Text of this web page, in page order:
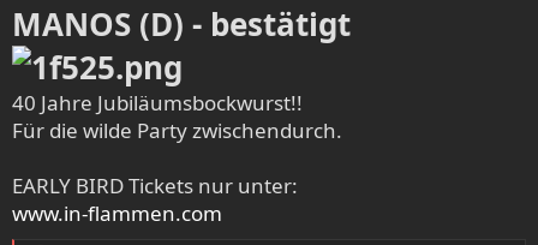
MANOS (D) - bestätigt
40 Jahre Jubiläumsbockwurst!!
Für die wilde Party zwischendurch.
EARLY BIRD Tickets nur unter:
www.in-flammen.com